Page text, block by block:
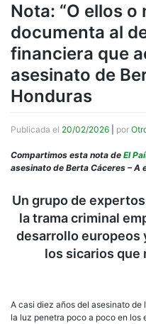
Nota: “O ellos o
documenta al
financiera que
asesinato de
Honduras
Publicada el 20/02/2026 por
Compartimos esta nota de El
asesinato de Berta Cáceres – A
Un grupo de
la trama criminal
desarrollo europeos
los sicarios que
A casi diez años del asesinato de
la luz penetra poco a poco en los